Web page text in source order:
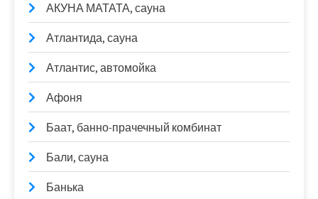
АКУНА МАТАТА, сауна
Атлантида, сауна
Атлантис, автомойка
Афоня
Баат, банно-прачечный комбинат
Бали, сауна
Банька